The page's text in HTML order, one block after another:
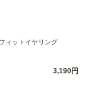
ィットイヤリング
3,190円